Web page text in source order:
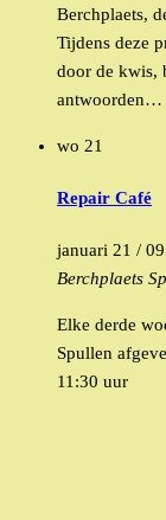
Berchplaets,
Tijdens deze
door de kwis,
antwoorden…
wo 21
Repair Café
januari 21 /
Berchplaets
Elke derde
Spullen
11:30 uur